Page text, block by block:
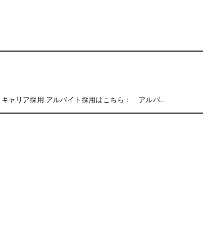
ャリア採用 アルバイト採用はこちら： アルバ…